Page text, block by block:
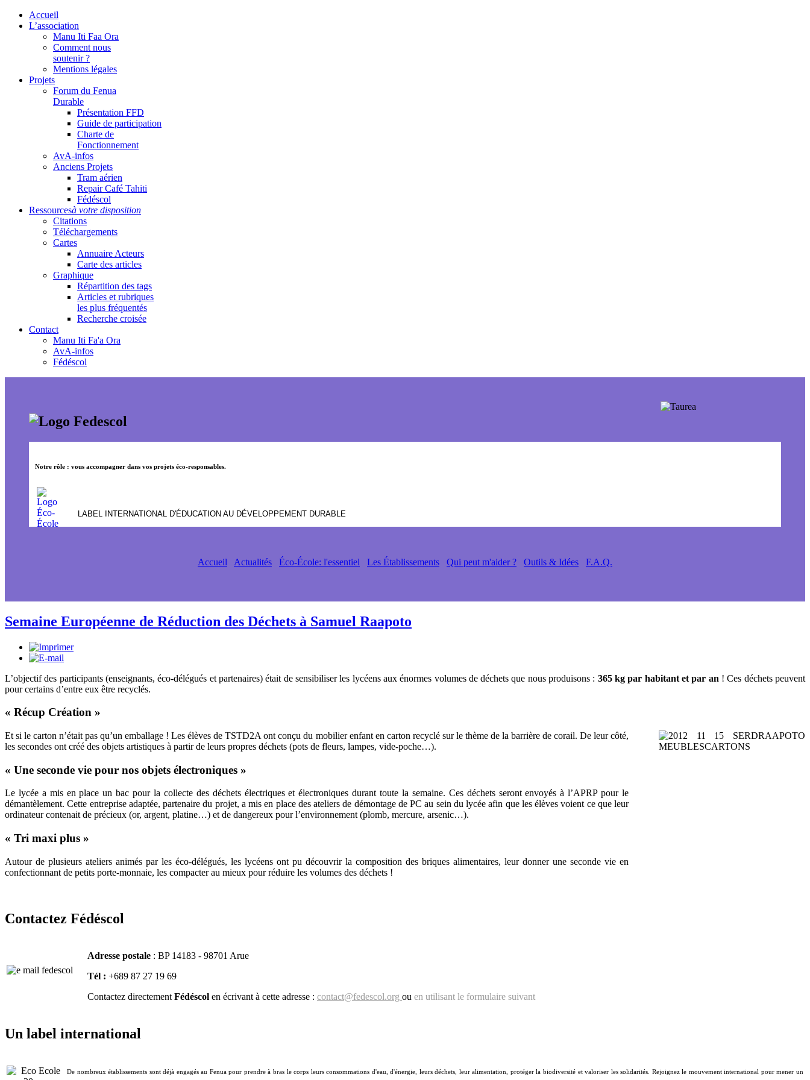
Accueil
L’association
Manu Iti Faa Ora
Comment nous
soutenir ?
Mentions légales
Projets
Forum du Fenua
Durable
Présentation FFD
Guide de participation
Charte de
Fonctionnement
AvA-infos
Anciens Projets
Tram aérien
Repair Café Tahiti
Fédéscol
Ressourcesà votre disposition
Citations
Téléchargements
Cartes
Annuaire Acteurs
Carte des articles
Graphique
Répartition des tags
Articles et rubriques
les plus fréquentés
Recherche croisée
Contact
Manu Iti Fa'a Ora
AvA-infos
Fédéscol
Notre rôle : vous accompagner dans vos projets éco-responsables.
LABEL INTERNATIONAL D'ÉDUCATION AU DÉVELOPPEMENT DURABLE
Accueil Actualités Éco-École: l'essentiel Les Établissements Qui peut m'aider ? Outils & Idées F.A.Q.
Semaine Européenne de Réduction des Déchets à Samuel Raapoto
L’objectif des participants (enseignants, éco-délégués et partenaires) était de sensibiliser les lycéens aux énormes volumes de déchets que nous produisons : 365 kg par habitant et par an ! Ces déchets peuvent
pour certains d’entre eux être recyclés.
« Récup Création »
Et si le carton n’était pas qu’un emballage ! Les élèves de TSTD2A ont conçu du mobilier enfant en carton recyclé sur le thème de la barrière de corail. De leur côté,
les secondes ont créé des objets artistiques à partir de leurs propres déchets (pots de fleurs, lampes, vide-poche…).
« Une seconde vie pour nos objets électroniques »
Le lycée a mis en place un bac pour la collecte des déchets électriques et électroniques durant toute la semaine. Ces déchets seront envoyés à l’APRP pour le
démantèlement. Cette entreprise adaptée, partenaire du projet, a mis en place des ateliers de démontage de PC au sein du lycée afin que les élèves voient ce que leur
ordinateur contenait de précieux (or, argent, platine…) et de dangereux pour l’environnement (plomb, mercure, arsenic…).
« Tri maxi plus »
Autour de plusieurs ateliers animés par les éco-délégués, les lycéens ont pu découvrir la composition des briques alimentaires, leur donner une seconde vie en
confectionnant de petits porte-monnaie, les compacter au mieux pour réduire les volumes des déchets !
Contactez Fédéscol
Adresse postale : BP 14183 - 98701 Arue
Tél : +689 87 27 19 69
Contactez directement Fédéscol en écrivant à cette adresse : contact@fedescol.org ou en utilisant le formulaire suivant
Un label international
De nombreux établissements sont déjà engagés au Fenua pour prendre à bras le corps leurs consommations d'eau, d'énergie, leurs déchets, leur alimentation, protéger la biodiversité et valoriser les solidarités. Rejoignez le mouvement international pour mener un